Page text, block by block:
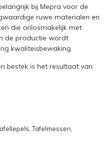
bij Mepra voor de
ruwe materialen en
die onlosmakelijk met
de productie wordt
kwaliteisbewaking.
bestek is het resultaat van
Tafelmessen,